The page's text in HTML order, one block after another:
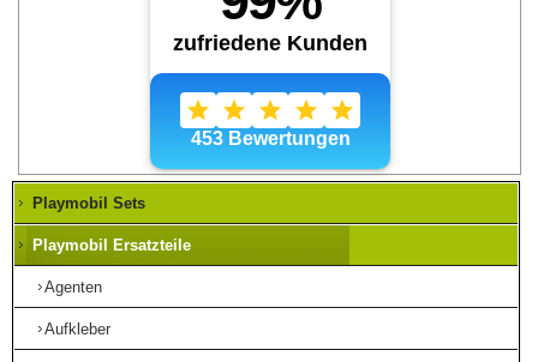
Playmobil Sets
Playmobil Ersatzteile
Agenten
Aufkleber